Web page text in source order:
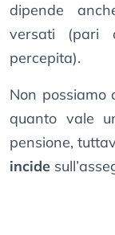
dipende
versati (pari
percepita).
Non possiamo
quanto vale
pensione,
incide